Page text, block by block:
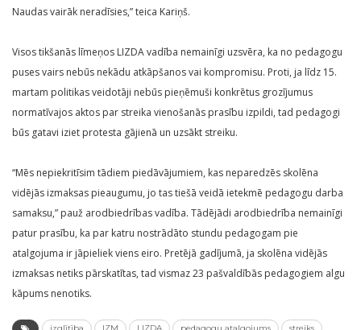
Naudas vairāk neradīsies,” teica Kariņš.
Visos tikšanās līmeņos LIZDA vadība nemainīgi uzsvēra, ka no pedagogu
puses vairs nebūs nekādu atkāpšanos vai kompromisu. Proti, ja līdz 15.
martam politikas veidotāji nebūs pieņēmuši konkrētus grozījumus
normatīvajos aktos par streika vienošanās prasību izpildi, tad pedagogi
būs gatavi iziet protesta gājienā un uzsākt streiku.
“Mēs nepiekritīsim tādiem piedāvājumiem, kas neparedzēs skolēna
vidējās izmaksas pieaugumu, jo tas tiešā veidā ietekmē pedagogu darba
samaksu,” pauž arodbiedrības vadība. Tādējādi arodbiedrība nemainīgi
patur prasību, ka par katru nostrādāto stundu pedagogam pie
atalgojuma ir jāpieliek viens eiro. Pretējā gadījumā, ja skolēna vidējās
izmaksas netiks pārskatītas, tad vismaz 23 pašvaldībās pedagogiem algu
kāpums nenotiks.